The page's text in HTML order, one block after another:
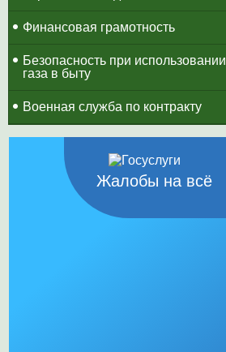
Финансовая грамотность
Безопасность при использовании
газа в быту
Военная служба по контракту
Жалобы на всё